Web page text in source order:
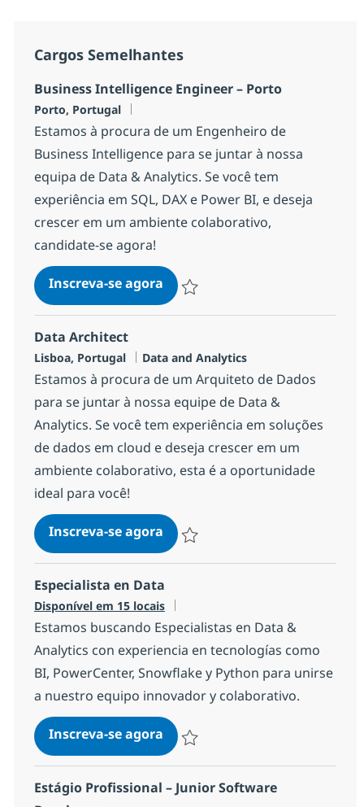
Cargos Semelhantes
Business Intelligence Engineer – Porto
Localização
Porto, Portugal
Estamos à procura de um Engenheiro de
Business Intelligence para se juntar à nossa
equipa de Data & Analytics. Se você tem
experiência em SQL, DAX e Power BI, e deseja
crescer em um ambiente colaborativo,
candidate-se agora!
Inscreva-se agoraBusiness Intelligence Engineer
Data Architect
Localização
Lisboa, Portugal Categoria
Data and Analytics
Estamos à procura de um Arquiteto de Dados
para se juntar à nossa equipe de Data &
Analytics. Se você tem experiência em soluções
de dados em cloud e deseja crescer em um
ambiente colaborativo, esta é a oportunidade
ideal para você!
Inscreva-se agoraData Architect
Especialista en Data
Disponível em 15 locais
Estamos buscando Especialistas en Data &
Analytics con experiencia en tecnologías como
BI, PowerCenter, Snowflake y Python para unirse
a nuestro equipo innovador y colaborativo.
Inscreva-se agoraEspecialista en Data
Estágio Profissional – Junior Software